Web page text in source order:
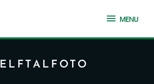
MENU
ELFTALFOTO